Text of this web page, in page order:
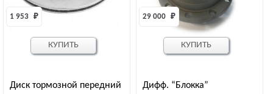
Диск тормозной передний
1 953 ₽
КУПИТЬ
Дифф. “Блокка”
29 000 ₽
КУПИТЬ